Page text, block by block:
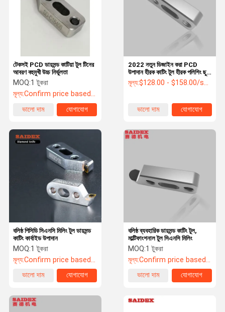
টেকসই PCD ডায়মন্ড কাটিয়া টুল টিনের
আবরণ বহুমুখী উচ্চ নির্ভুলতা
MOQ:1 টুকরা
মূল্য:Confirm price based on product
ভালো দাম
যোগাযোগ
2022 নতুন ডিজাইন করা PCD
উপাদান হীরক কাটিং টুল হীরক পলিশিং ছুরি
অ্যাক্রিলিক পলিশিংয়ের জন্য ফাইন ছুরি
মূল্য:$128.00 - $158.00/sets
ভালো দাম যোগাযোগ
বলিষ্ঠ পিসিডি সিএনসি মিলিং টুল ডায়মন্ড
কাটিং কার্বাইড উপাদান
MOQ:1 টুকরা
মূল্য:Confirm price based on product
ভালো দাম
যোগাযোগ
বলিষ্ঠ ব্যবহারিক ডায়মন্ড কাটিং টুল,
মাল্টিফাংশনাল টুল সিএনসি মিলিং
MOQ:1 টুকরা
মূল্য:Confirm price based on product
ভালো দাম
যোগাযোগ